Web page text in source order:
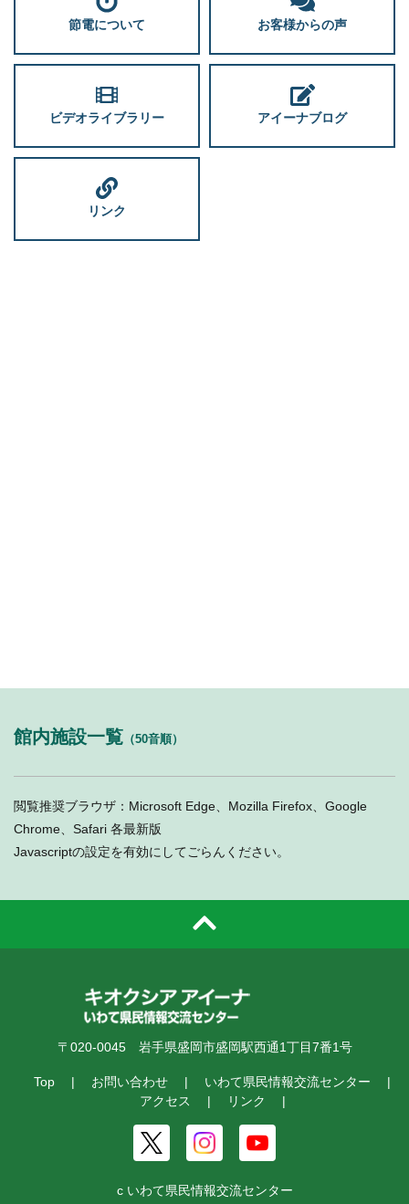
節電について お客様からの声
ビデオライブラリー アイーナブログ
リンク
館内施設一覧 （50音順）
閲覧推奨ブラウザ：Microsoft Edge、Mozilla Firefox、Google
Chrome、Safari 各最新版
Javascriptの設定を有効にしてごらんください。
〒020-0045 岩手県盛岡市盛岡駅西通1丁目7番1号
Top お問い合わせ
いわて県民情報交流センター
アクセス
リンク
c いわて県民情報交流センター